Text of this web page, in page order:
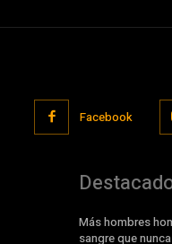
Facebook
Más hombres
sangre que